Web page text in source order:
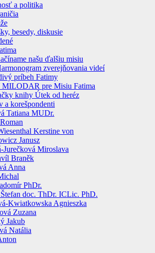
a politika
besedy, diskusie
našu ďalšiu misiu
zverejňovania videí
príbeh Fatimy
MILODAR pre Misiu Fatima
knihy Útek od heréz
a korešpondenti
Tatiana MUDr.
Kerstine von
Janusz
Jurečková Miroslava
Braněk
Anna
PhDr.
doc. ThDr. ICLic. PhD.
Kwiatkowska Agnieszka
Zuzana
Jakub
Natália